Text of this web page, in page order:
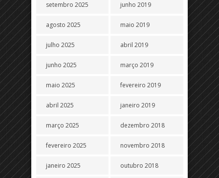
setembro 2025
agosto 2025
julho 2025
junho 2025
maio 2025
abril 2025
março 2025
fevereiro 2025
janeiro 2025
junho 2019
maio 2019
abril 2019
março 2019
fevereiro 2019
janeiro 2019
dezembro 2018
novembro 2018
outubro 2018